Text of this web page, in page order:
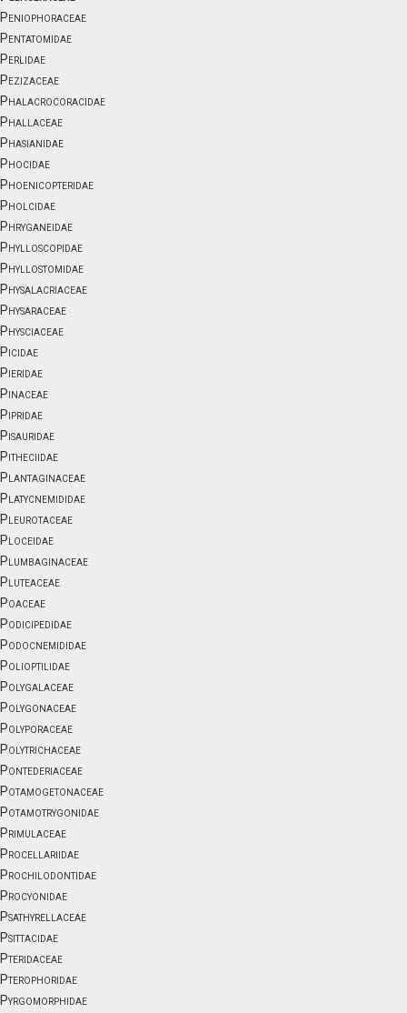
Peniophoraceae
Pentatomidae
Perlidae
Pezizaceae
Phalacrocoracidae
Phallaceae
Phasianidae
Phocidae
Phoenicopteridae
Pholcidae
Phryganeidae
Phylloscopidae
Phyllostomidae
Physalacriaceae
Physaraceae
Physciaceae
Picidae
Pieridae
Pinaceae
Pipridae
Pisauridae
Pitheciidae
Plantaginaceae
Platycnemididae
Pleurotaceae
Ploceidae
Plumbaginaceae
Pluteaceae
Poaceae
Podicipedidae
Podocnemididae
Polioptilidae
Polygalaceae
Polygonaceae
Polyporaceae
Polytrichaceae
Pontederiaceae
Potamogetonaceae
Potamotrygonidae
Primulaceae
Procellariidae
Prochilodontidae
Procyonidae
Psathyrellaceae
Psittacidae
Pteridaceae
Pterophoridae
Pyrgomorphidae